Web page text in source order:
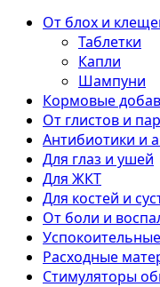
От блох и
Таблетки
Капли
Шампуни
Кормовые
От глистов и
Антибиотики и
Для глаз и ушей
Для ЖКТ
Для костей и
От боли и
Расходные
Стимуляторы